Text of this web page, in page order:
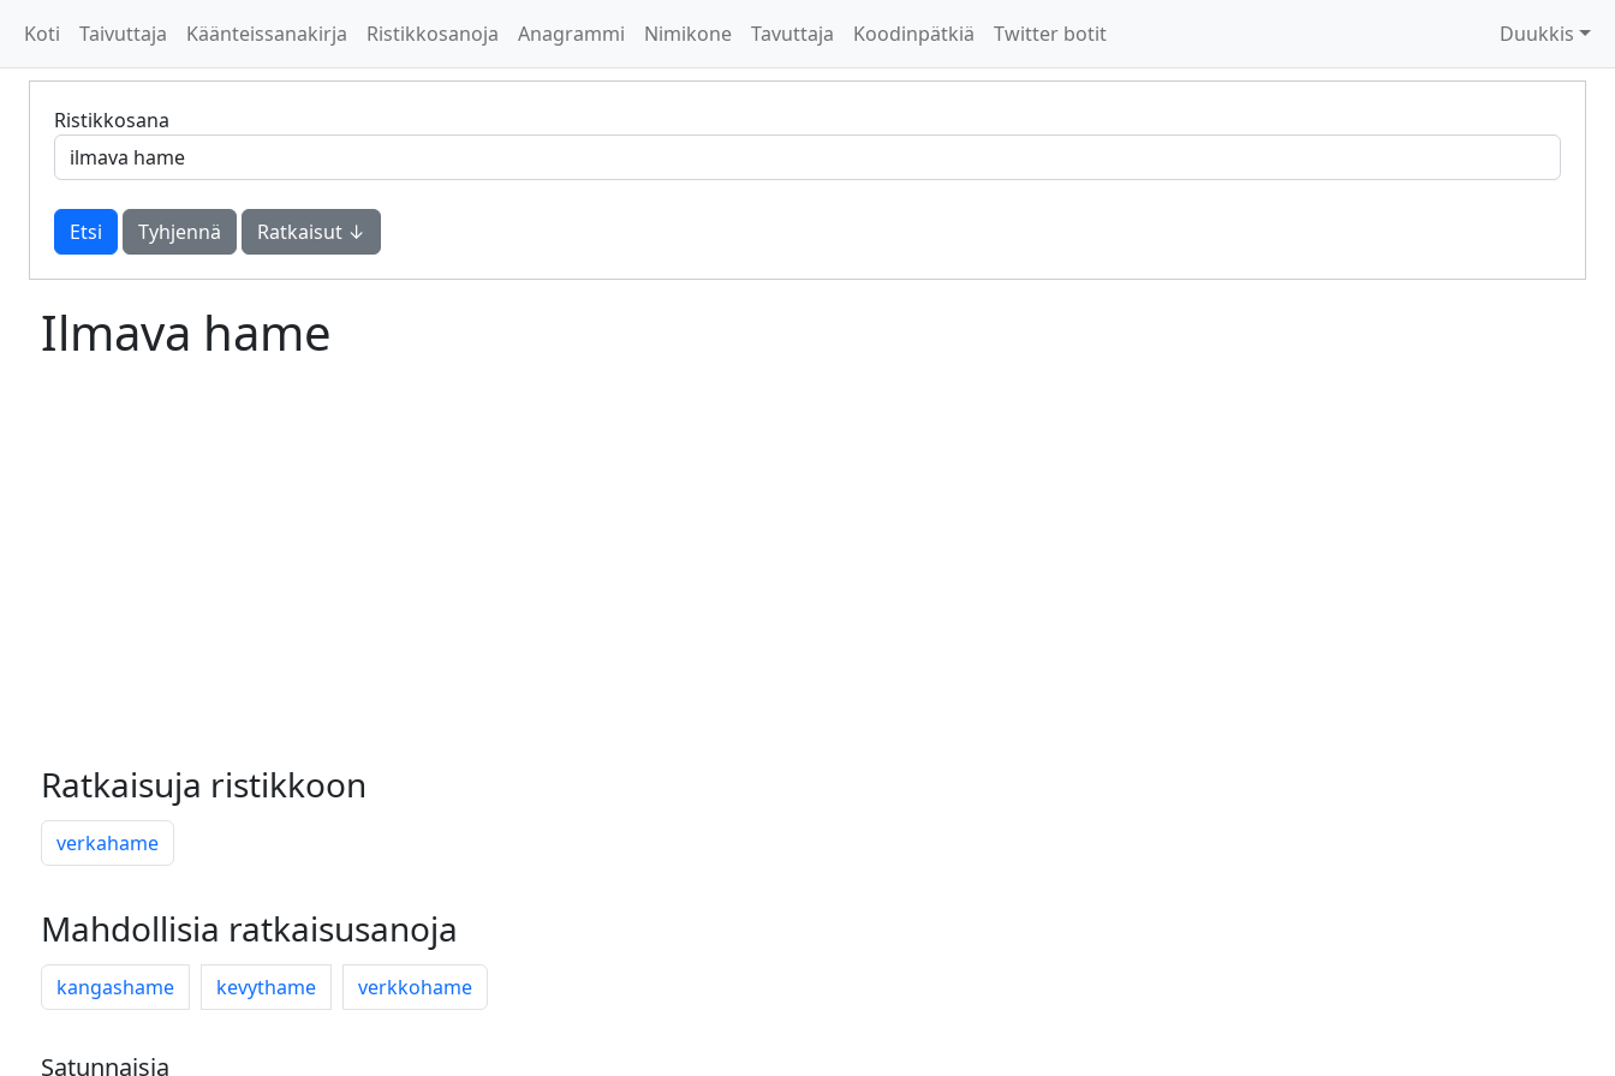
Koti Taivuttaja Käänteissanakirja Ristikkosanoja Anagrammi Nimikone Tavuttaja Koodinpätkiä Twitter botit Duukkis
Ristikkosana
Tyhjennä Ratkaisut ↓
Ilmava hame
Ratkaisuja ristikkoon
verkahame
Mahdollisia ratkaisusanoja
kangashame kevythame verkkohame
Satunnaisia